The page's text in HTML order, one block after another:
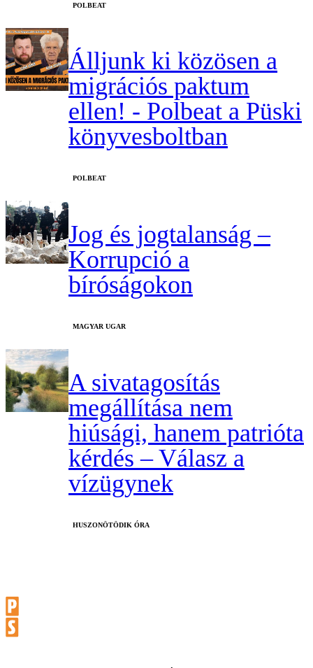
‎POLBEAT
Álljunk ki közösen a
migrációs paktum
ellen! - Polbeat a Püski
könyvesboltban
‎POLBEAT
Jog és jogtalanság –
Korrupció a
bíróságokon
MAGYAR UGAR
A sivatagosítás
megállítása nem
hiúsági, hanem patrióta
kérdés – Válasz a
vízügynek
HUSZONÖTÖDIK ÓRA